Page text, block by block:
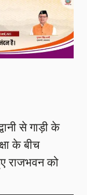
से गाड़ी के
के बीच
राजभवन को